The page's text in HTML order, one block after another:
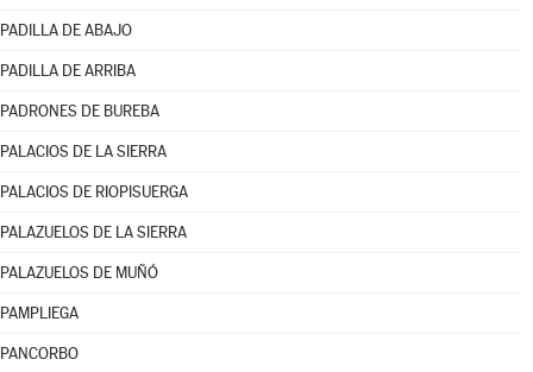
PADILLA DE ABAJO
PADILLA DE ARRIBA
PADRONES DE BUREBA
PALACIOS DE LA SIERRA
PALACIOS DE RIOPISUERGA
PALAZUELOS DE LA SIERRA
PALAZUELOS DE MUÑÓ
PAMPLIEGA
PANCORBO